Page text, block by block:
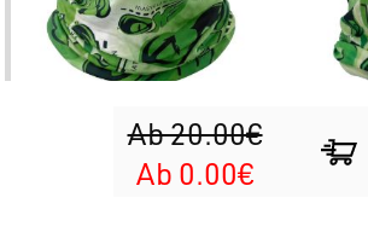
Ab 20.00€
Ab 0.00€